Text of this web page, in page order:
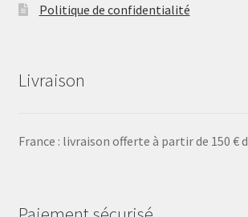
Politique de confidentialité
Livraison
France : livraison offerte à partir de 150 €